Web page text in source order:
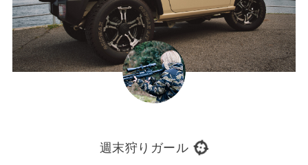
週末狩りガール